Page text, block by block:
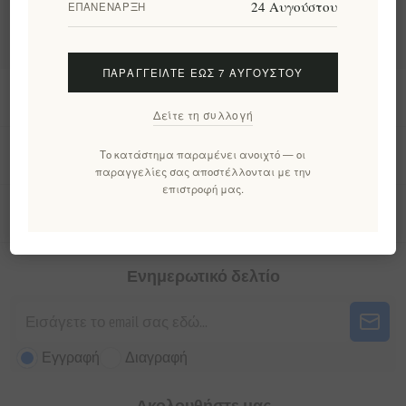
Πληροφορίες
Ο λογαριασμός μου
Ενημερωτικό δελτίο
Εγγραφή Διαγραφή
ΕΠΑΝΈΝΑΡΞΗ 24 Αυγούστου
ΠΑΡΑΓΓΕΊΛΤΕ ΈΩΣ 7 ΑΥΓΟΎΣΤΟΥ
Δείτε τη συλλογή
Το κατάστημα παραμένει ανοιχτό — οι
παραγγελίες σας αποστέλλονται με την
επιστροφή μας.